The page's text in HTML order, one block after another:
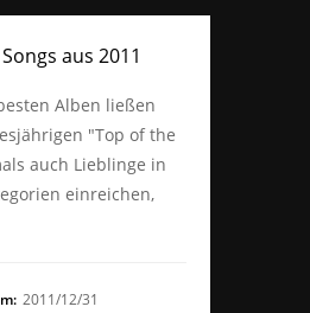
aus 2011
Alben ließen
"Top of the
auch Lieblinge in
einreichen,
2011/12/31